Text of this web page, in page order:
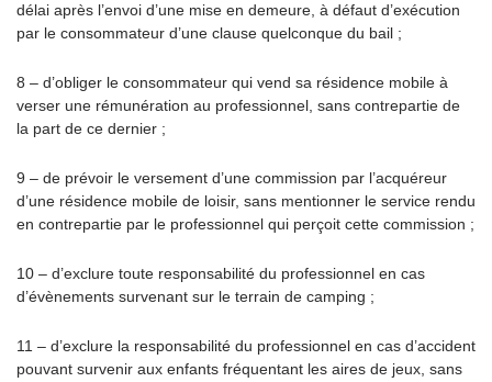
délai après l’envoi d’une mise en demeure, à défaut d’exécution
par le consommateur d’une clause quelconque du bail ;
8 – d’obliger le consommateur qui vend sa résidence mobile à
verser une rémunération au professionnel, sans contrepartie de
la part de ce dernier ;
9 – de prévoir le versement d’une commission par l’acquéreur
d’une résidence mobile de loisir, sans mentionner le service rendu
en contrepartie par le professionnel qui perçoit cette commission ;
10 – d’exclure toute responsabilité du professionnel en cas
d’évènements survenant sur le terrain de camping ;
11 – d’exclure la responsabilité du professionnel en cas d’accident
pouvant survenir aux enfants fréquentant les aires de jeux, sans